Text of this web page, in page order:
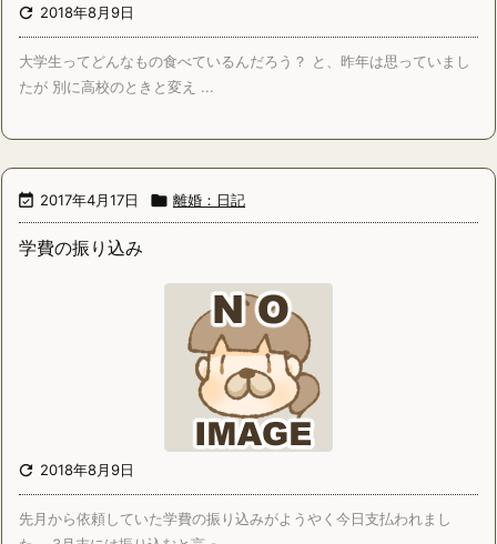
 2018年8月9日
大学生ってどんなもの食べているんだろう？ と、昨年は思っていまし
たが 別に高校のときと変え ...
 2017年4月17日  離婚：日記
学費の振り込み
 2018年8月9日
先月から依頼していた学費の振り込みがようやく今日支払われまし